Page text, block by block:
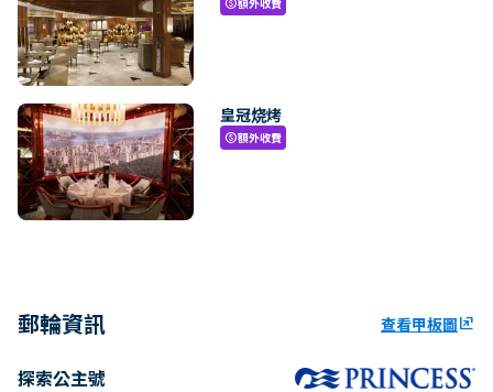
paid
皇冠烧烤
paid額外收費
郵輪資訊 查看甲板圖ungroup
探索公主號